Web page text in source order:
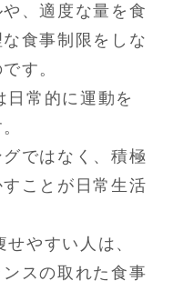
、適度な量を食
食事制限をしな
す。
常的に運動を
ではなく、積極
ことが日常生活
やすい人は、
スの取れた食事